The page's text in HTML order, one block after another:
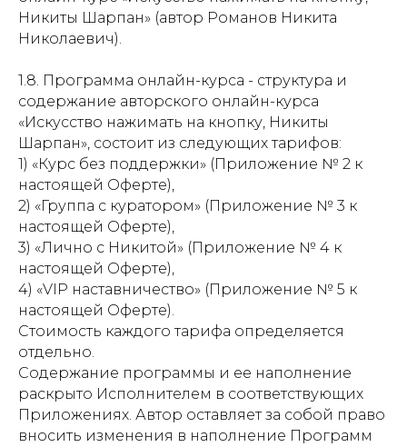
Никиты Шарпан» (автор Романов Никита
Николаевич).
1.8. Программа онлайн-курса - структура и
содержание авторского онлайн-курса
«Искусство нажимать на кнопку, Никиты
Шарпан», состоит из следующих тарифов:
1) «Курс без поддержки» (Приложение № 2 к
настоящей Оферте),
2) «Группа с куратором» (Приложение № 3 к
настоящей Оферте),
3) «Лично с Никитой» (Приложение № 4 к
настоящей Оферте),
4) «VIP наставничество» (Приложение № 5 к
настоящей Оферте).
Стоимость каждого тарифа определяется
отдельно.
Содержание программы и ее наполнение
раскрыто Исполнителем в соответствующих
Приложениях. Автор оставляет за собой право
вносить изменения в наполнение Программ